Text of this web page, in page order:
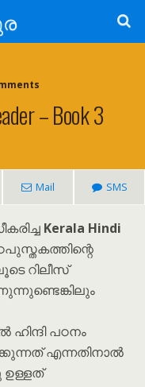
– Book 3
Mail SMS
Kerala Hindi
റിലീസ്
ഹിന്ദി പഠനം
എന്നതിനാൽ
ഉള്ളത്